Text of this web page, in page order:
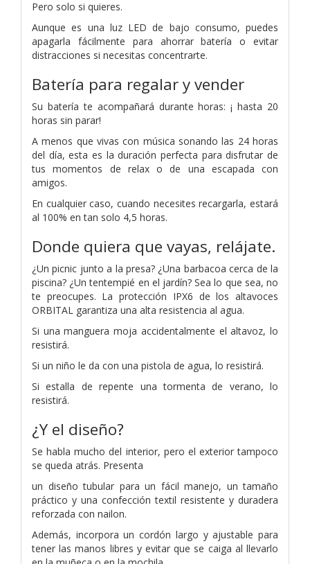
Pero solo si quieres.
Aunque es una luz LED de bajo consumo, puedes
apagarla fácilmente para ahorrar batería o evitar
distracciones si necesitas concentrarte.
Batería para regalar y vender
Su batería te acompañará durante horas: ¡ hasta 20
horas sin parar!
A menos que vivas con música sonando las 24 horas
del día, esta es la duración perfecta para disfrutar de
tus momentos de relax o de una escapada con
amigos.
En cualquier caso, cuando necesites recargarla, estará
al 100% en tan solo 4,5 horas.
Donde quiera que vayas, relájate.
¿Un picnic junto a la presa? ¿Una barbacoa cerca de la
piscina? ¿Un tentempié en el jardín? Sea lo que sea, no
te preocupes. La protección IPX6 de los altavoces
ORBITAL garantiza una alta resistencia al agua.
Si una manguera moja accidentalmente el altavoz, lo
resistirá.
Si un niño le da con una pistola de agua, lo resistirá.
Si estalla de repente una tormenta de verano, lo
resistirá.
¿Y el diseño?
Se habla mucho del interior, pero el exterior tampoco
se queda atrás. Presenta
un diseño tubular para un fácil manejo, un tamaño
práctico y una confección textil resistente y duradera
reforzada con nailon.
Además, incorpora un cordón largo y ajustable para
tener las manos libres y evitar que se caiga al llevarlo